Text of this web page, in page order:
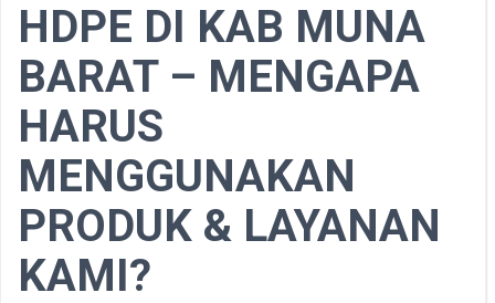
HDPE DI KAB MUNA
BARAT – MENGAPA
HARUS
MENGGUNAKAN
PRODUK & LAYANAN
KAMI?